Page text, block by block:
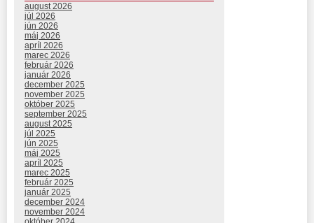
august 2026
júl 2026
jún 2026
máj 2026
apríl 2026
marec 2026
február 2026
január 2026
december 2025
november 2025
október 2025
september 2025
august 2025
júl 2025
jún 2025
máj 2025
apríl 2025
marec 2025
február 2025
január 2025
december 2024
november 2024